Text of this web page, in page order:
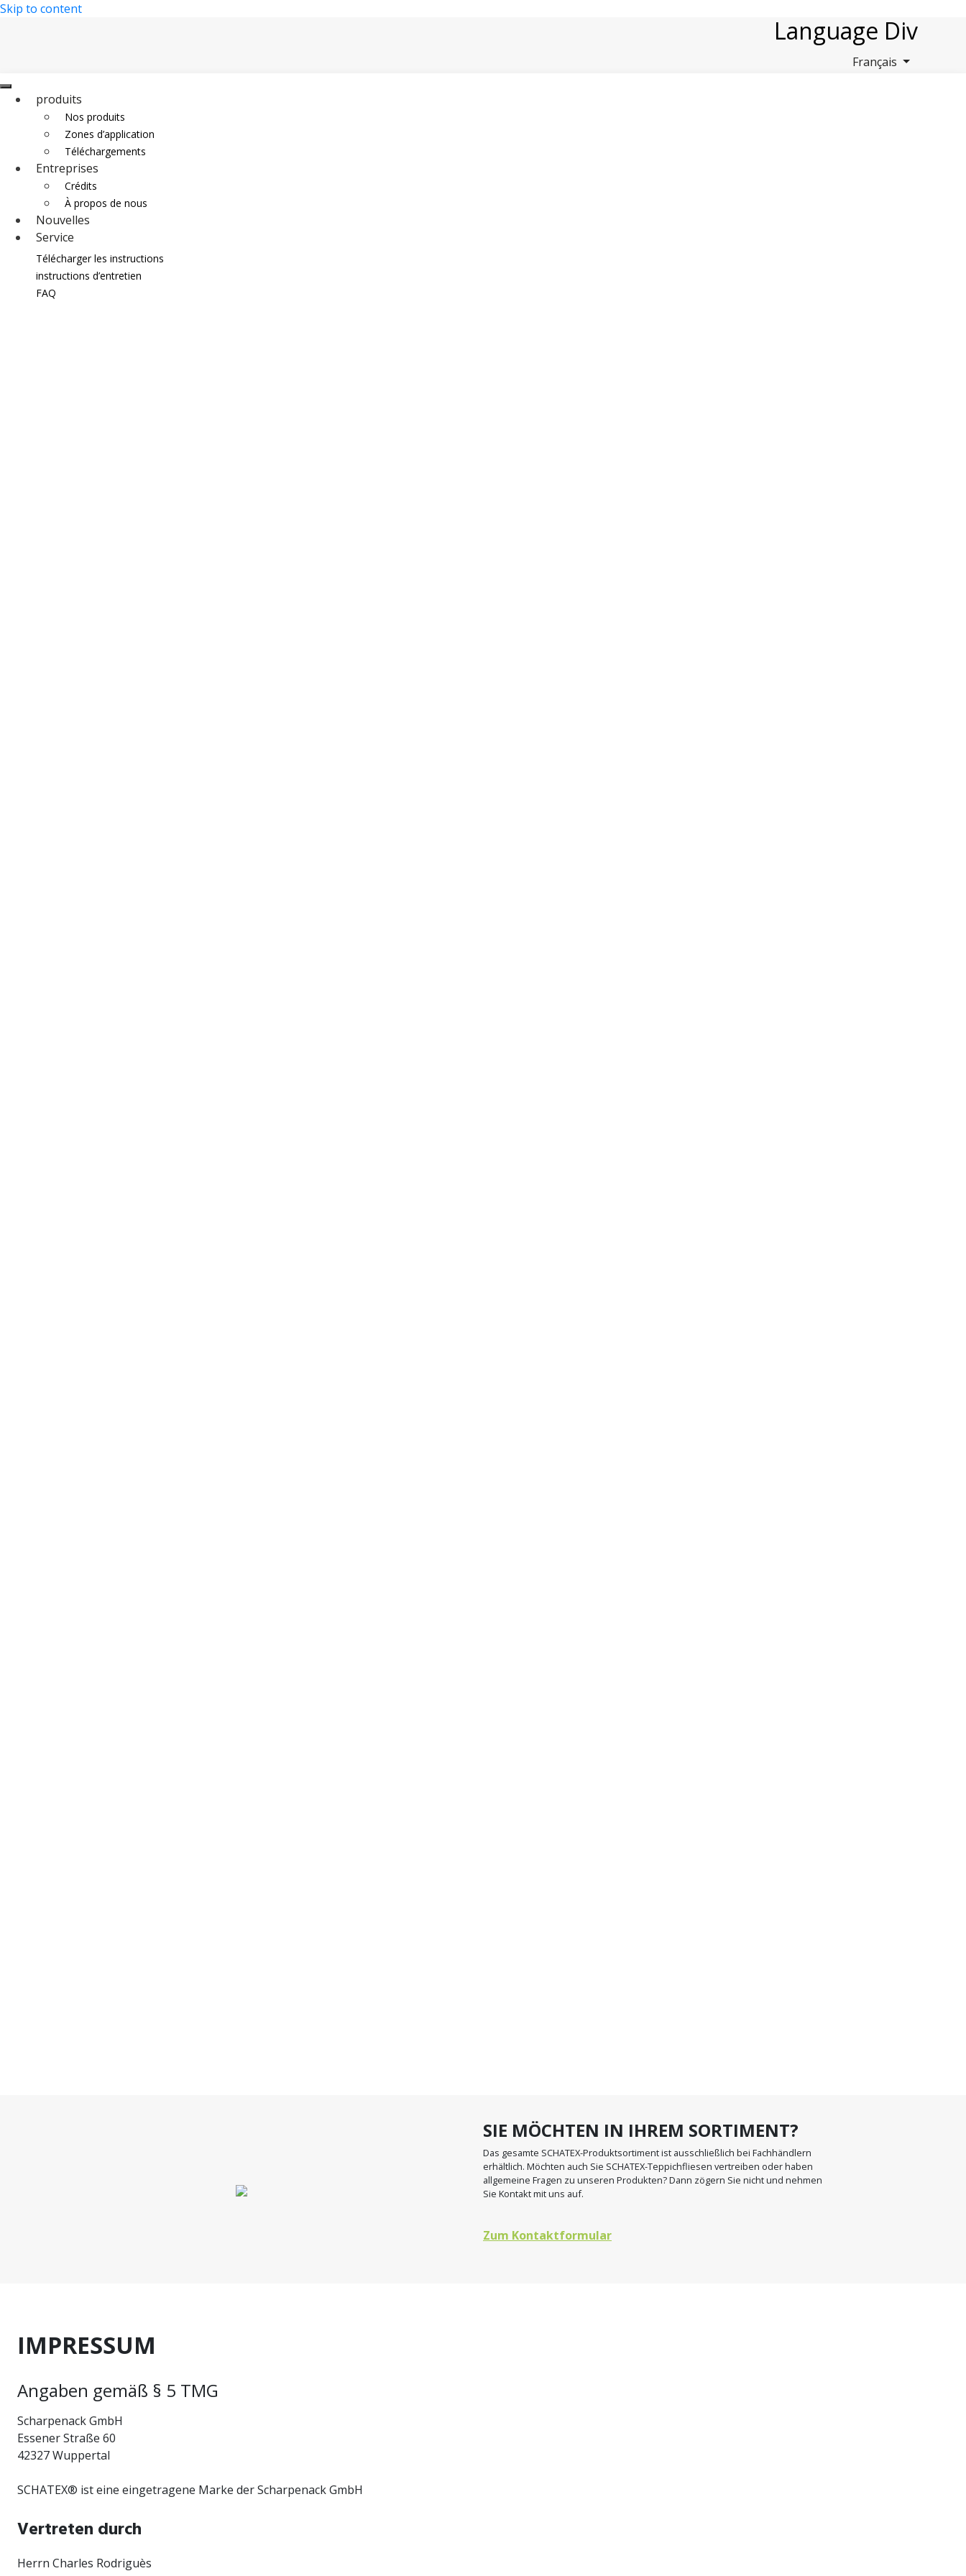
Skip to content
Language Div
Français
produits
Nos produits
Zones d’application
Téléchargements
Entreprises
Crédits
À propos de nous
Nouvelles
Service
Télécharger les instructions
instructions d’entretien
FAQ
Distribution
Contact
SIE MÖCHTEN IN IHREM SORTIMENT?
Das gesamte SCHATEX-Produktsortiment ist ausschließlich bei Fachhändlern
erhältlich. Möchten auch Sie SCHATEX-Teppichfliesen vertreiben oder haben
allgemeine Fragen zu unseren Produkten? Dann zögern Sie nicht und nehmen
Sie Kontakt mit uns auf.
Zum Kontaktformular
IMPRESSUM
Angaben gemäß § 5 TMG
Scharpenack GmbH
Essener Straße 60
42327 Wuppertal
SCHATEX® ist eine eingetragene Marke der Scharpenack GmbH
Vertreten durch
Herrn Charles Rodriguès